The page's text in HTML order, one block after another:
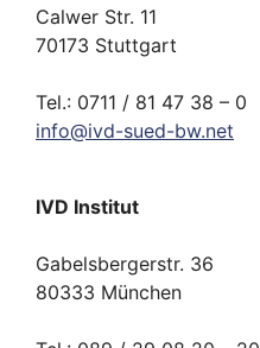
Calwer Str. 11
70173 Stuttgart
Tel.: 0711 / 81 47 38 – 0
info@ivd-sued-bw.net
IVD Institut
Gabelsbergerstr. 36
80333 München